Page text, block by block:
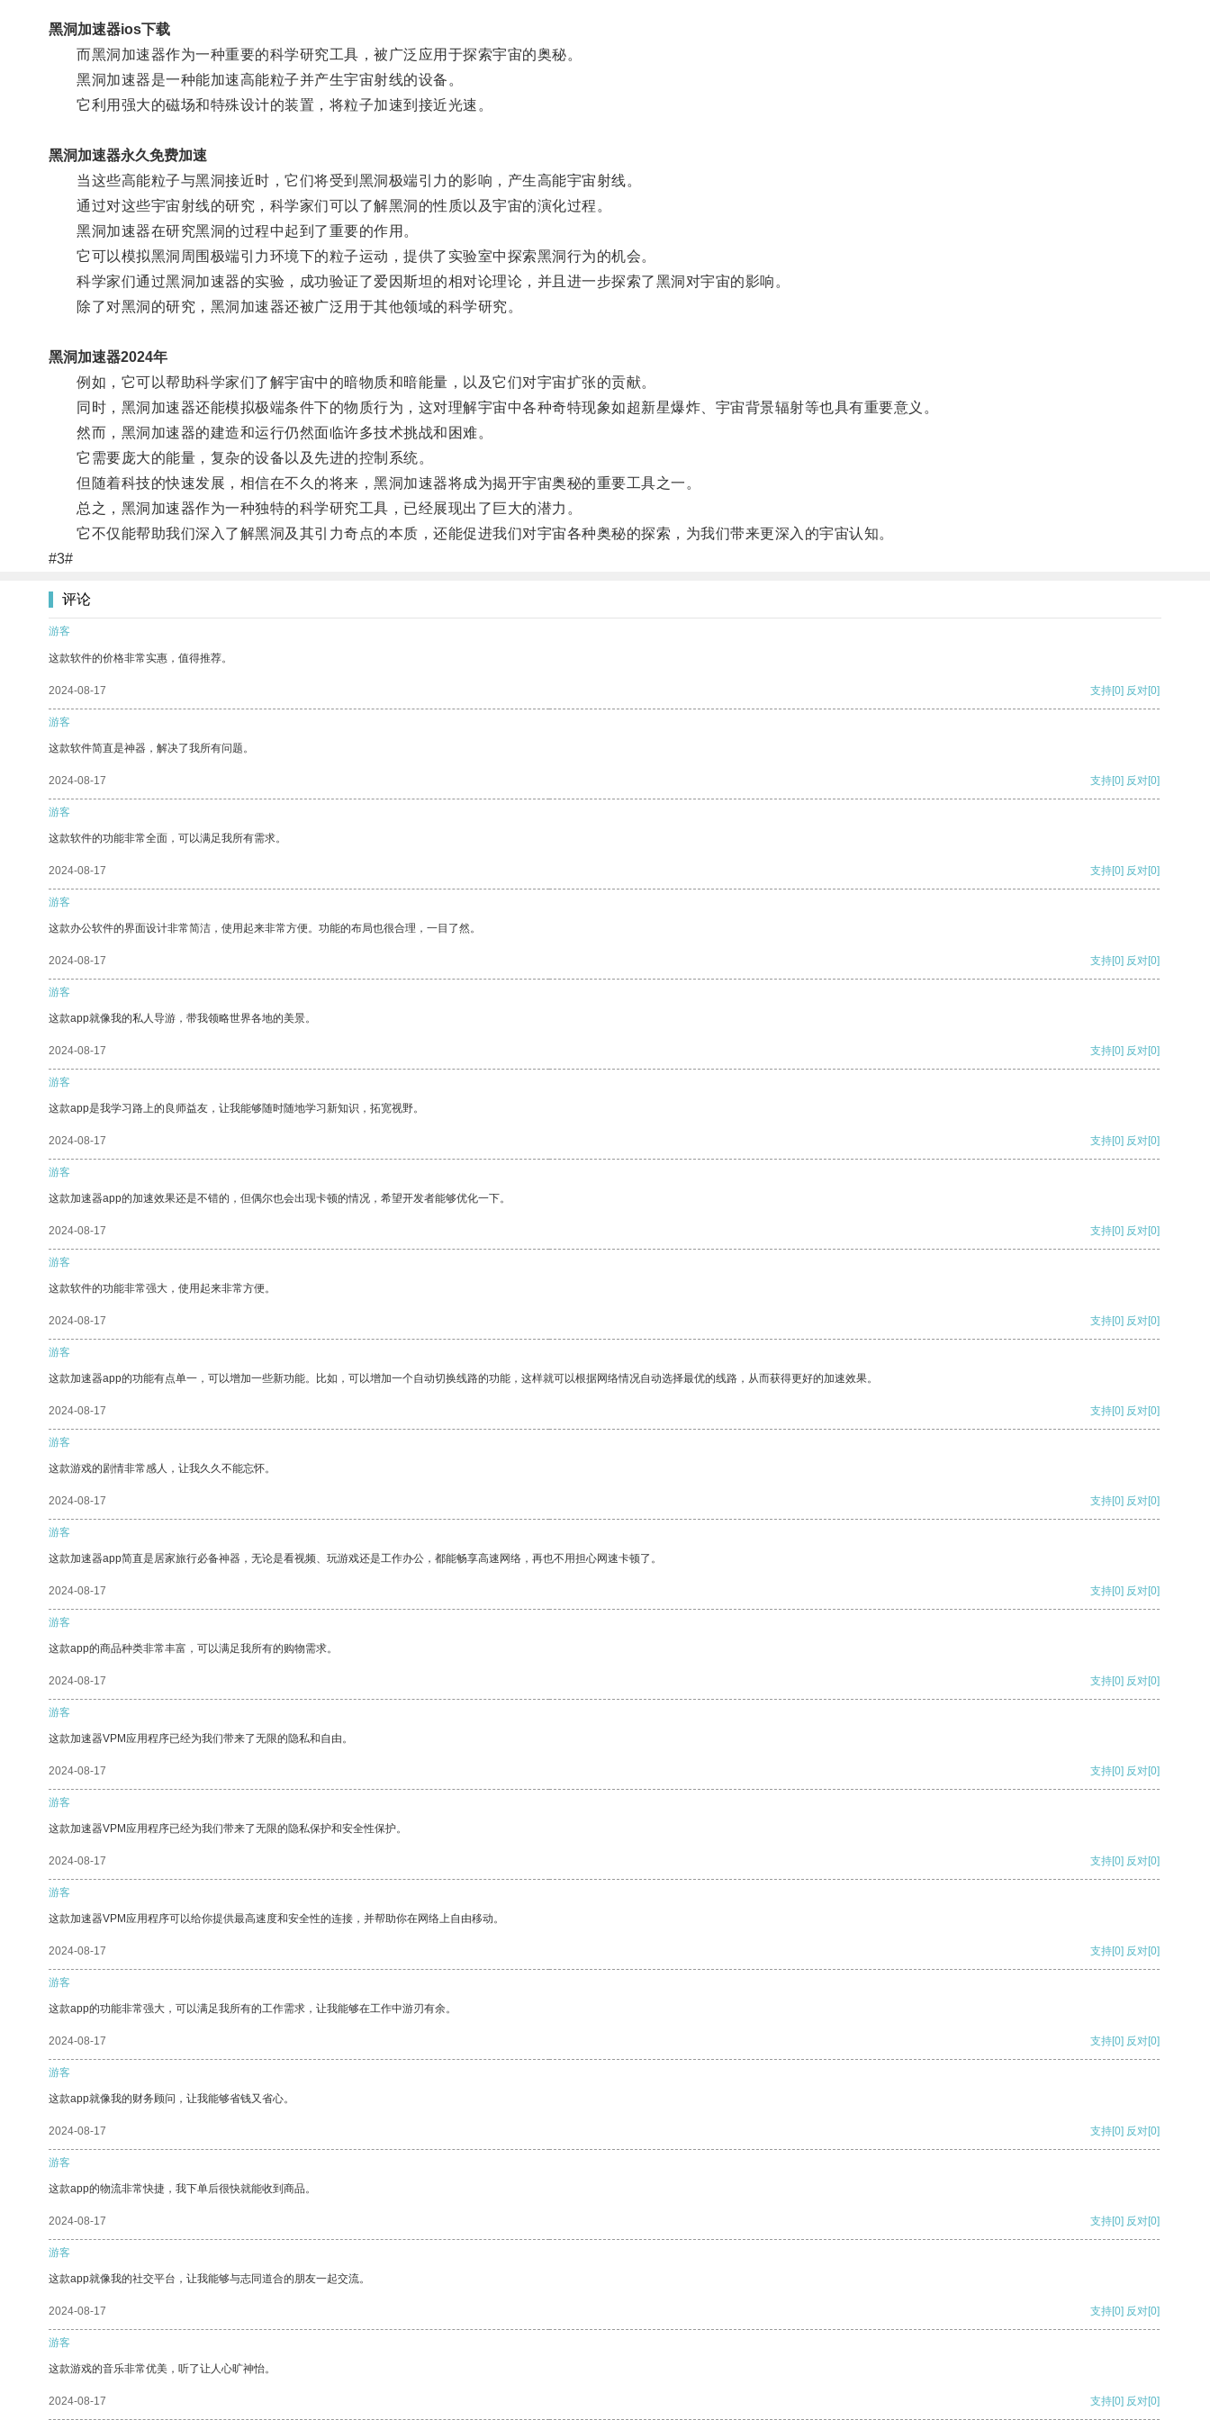
黑洞加速器ios下载
而黑洞加速器作为一种重要的科学研究工具，被广泛应用于探索宇宙的奥秘。
黑洞加速器是一种能加速高能粒子并产生宇宙射线的设备。
它利用强大的磁场和特殊设计的装置，将粒子加速到接近光速。
黑洞加速器永久免费加速
当这些高能粒子与黑洞接近时，它们将受到黑洞极端引力的影响，产生高能宇宙射线。
通过对这些宇宙射线的研究，科学家们可以了解黑洞的性质以及宇宙的演化过程。
黑洞加速器在研究黑洞的过程中起到了重要的作用。
它可以模拟黑洞周围极端引力环境下的粒子运动，提供了实验室中探索黑洞行为的机会。
科学家们通过黑洞加速器的实验，成功验证了爱因斯坦的相对论理论，并且进一步探索了黑洞对宇宙的影响。
除了对黑洞的研究，黑洞加速器还被广泛用于其他领域的科学研究。
黑洞加速器2024年
例如，它可以帮助科学家们了解宇宙中的暗物质和暗能量，以及它们对宇宙扩张的贡献。
同时，黑洞加速器还能模拟极端条件下的物质行为，这对理解宇宙中各种奇特现象如超新星爆炸、宇宙背景辐射等也具有重要意义。
然而，黑洞加速器的建造和运行仍然面临许多技术挑战和困难。
它需要庞大的能量，复杂的设备以及先进的控制系统。
但随着科技的快速发展，相信在不久的将来，黑洞加速器将成为揭开宇宙奥秘的重要工具之一。
总之，黑洞加速器作为一种独特的科学研究工具，已经展现出了巨大的潜力。
它不仅能帮助我们深入了解黑洞及其引力奇点的本质，还能促进我们对宇宙各种奥秘的探索，为我们带来更深入的宇宙认知。
#3#
评论
游客
这款软件的价格非常实惠，值得推荐。
2024-08-17 支持[0] 反对[0]
游客
这款软件简直是神器，解决了我所有问题。
2024-08-17 支持[0] 反对[0]
游客
这款软件的功能非常全面，可以满足我所有需求。
2024-08-17 支持[0] 反对[0]
游客
这款办公软件的界面设计非常简洁，使用起来非常方便。功能的布局也很合理，一目了然。
2024-08-17 支持[0] 反对[0]
游客
这款app就像我的私人导游，带我领略世界各地的美景。
2024-08-17 支持[0] 反对[0]
游客
这款app是我学习路上的良师益友，让我能够随时随地学习新知识，拓宽视野。
2024-08-17 支持[0] 反对[0]
游客
这款加速器app的加速效果还是不错的，但偶尔也会出现卡顿的情况，希望开发者能够优化一下。
2024-08-17 支持[0] 反对[0]
游客
这款软件的功能非常强大，使用起来非常方便。
2024-08-17 支持[0] 反对[0]
游客
这款加速器app的功能有点单一，可以增加一些新功能。比如，可以增加一个自动切换线路的功能，这样就可以根据网络情况自动选择最优的线路，从而获得更好的加速效果。
2024-08-17 支持[0] 反对[0]
游客
这款游戏的剧情非常感人，让我久久不能忘怀。
2024-08-17 支持[0] 反对[0]
游客
这款加速器app简直是居家旅行必备神器，无论是看视频、玩游戏还是工作办公，都能畅享高速网络，再也不用担心网速卡顿了。
2024-08-17 支持[0] 反对[0]
游客
这款app的商品种类非常丰富，可以满足我所有的购物需求。
2024-08-17 支持[0] 反对[0]
游客
这款加速器VPM应用程序已经为我们带来了无限的隐私和自由。
2024-08-17 支持[0] 反对[0]
游客
这款加速器VPM应用程序已经为我们带来了无限的隐私保护和安全性保护。
2024-08-17 支持[0] 反对[0]
游客
这款加速器VPM应用程序可以给你提供最高速度和安全性的连接，并帮助你在网络上自由移动。
2024-08-17 支持[0] 反对[0]
游客
这款app的功能非常强大，可以满足我所有的工作需求，让我能够在工作中游刃有余。
2024-08-17 支持[0] 反对[0]
游客
这款app就像我的财务顾问，让我能够省钱又省心。
2024-08-17 支持[0] 反对[0]
游客
这款app的物流非常快捷，我下单后很快就能收到商品。
2024-08-17 支持[0] 反对[0]
游客
这款app就像我的社交平台，让我能够与志同道合的朋友一起交流。
2024-08-17 支持[0] 反对[0]
游客
这款游戏的音乐非常优美，听了让人心旷神怡。
2024-08-17 支持[0] 反对[0]